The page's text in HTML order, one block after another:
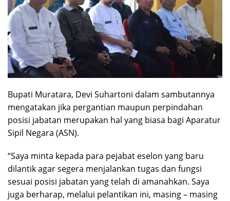
Bupati Muratara, Devi Suhartoni dalam sambutannya
mengatakan jika pergantian maupun perpindahan
posisi jabatan merupakan hal yang biasa bagi Aparatur
Sipil Negara (ASN).
“Saya minta kepada para pejabat eselon yang baru
dilantik agar segera menjalankan tugas dan fungsi
sesuai posisi jabatan yang telah di amanahkan. Saya
juga berharap, melalui pelantikan ini, masing – masing